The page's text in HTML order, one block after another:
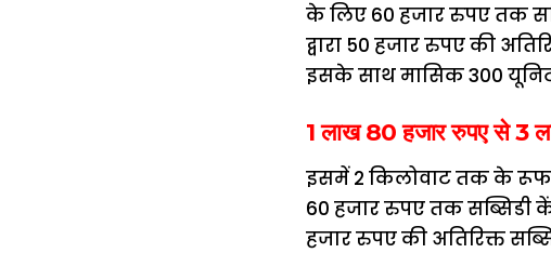
के लिए 60 हजार रुपए तक
द्वारा 50 हजार रुपए की
इसके साथ मासिक 300
1 लाख 80 हजार रुपए से 3
इसमें 2 किलोवाट तक के
60 हजार रुपए तक सब्सिडी
हजार रुपए की अतिरिक्त